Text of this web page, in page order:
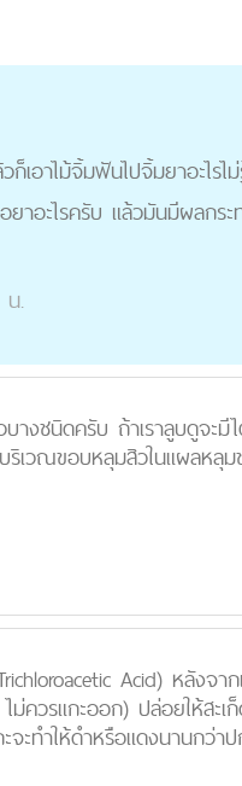
อาไม้จิ้มฟันไปจิ้มยาอะไรไ
าอะไรครับ แล้วมันมีผลกร
น.
งชนิดครับ ถ้าเราลูบดูจะมี
ริเวณขอบหลุมสิวในแผลห
Acid) หลังจา
วรแกะออก) ปล่อยให้สะเ
จะทำให้ดำหรือแดงนานกว่